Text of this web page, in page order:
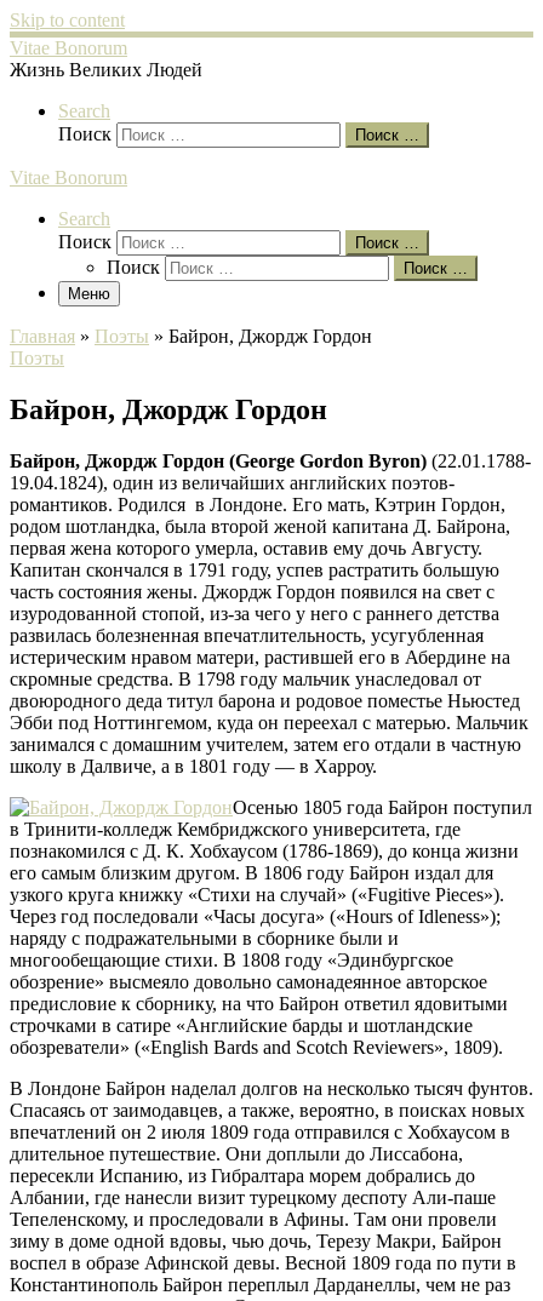
Skip to content
Vitae Bonorum
Жизнь Великих Людей
Search
Поиск
Поиск …
Vitae Bonorum
Search
Поиск
Поиск …
Поиск
Поиск …
Меню
Главная » Поэты » Байрон, Джордж Гордон
Поэты
Байрон, Джордж Гордон
Байрон, Джордж Гордон (George Gordon Byron) (22.01.1788-
19.04.1824), один из величайших английских поэтов-
романтиков. Родился в Лондоне. Его мать, Кэтрин Гордон,
родом шотландка, была второй женой капитана Д. Байрона,
первая жена которого умерла, оставив ему дочь Августу.
Капитан скончался в 1791 году, успев растратить большую
часть состояния жены. Джордж Гордон появился на свет с
изуродованной стопой, из-за чего у него с раннего детства
развилась болезненная впечатлительность, усугубленная
истерическим нравом матери, растившей его в Абердине на
скромные средства. В 1798 году мальчик унаследовал от
двоюродного деда титул барона и родовое поместье Ньюстед
Эбби под Ноттингемом, куда он переехал с матерью. Мальчик
занимался с домашним учителем, затем его отдали в частную
школу в Далвиче, а в 1801 году — в Харроу.
Осенью 1805 года Байрон поступил
в Тринити-колледж Кембриджского университета, где
познакомился с Д. К. Хобхаусом (1786-1869), до конца жизни
его самым близким другом. В 1806 году Байрон издал для
узкого круга книжку «Стихи на случай» («Fugitive Pieces»).
Через год последовали «Часы досуга» («Hours of Idleness»);
наряду с подражательными в сборнике были и
многообещающие стихи. В 1808 году «Эдинбургское
обозрение» высмеяло довольно самонадеянное авторское
предисловие к сборнику, на что Байрон ответил ядовитыми
строчками в сатире «Английские барды и шотландские
обозреватели» («English Bards and Scotch Reviewers», 1809).
В Лондоне Байрон наделал долгов на несколько тысяч фунтов.
Спасаясь от заимодавцев, а также, вероятно, в поисках новых
впечатлений он 2 июля 1809 года отправился с Хобхаусом в
длительное путешествие. Они доплыли до Лиссабона,
пересекли Испанию, из Гибралтара морем добрались до
Албании, где нанесли визит турецкому деспоту Али-паше
Тепеленскому, и проследовали в Афины. Там они провели
зиму в доме одной вдовы, чью дочь, Терезу Макри, Байрон
воспел в образе Афинской девы. Весной 1809 года по пути в
Константинополь Байрон переплыл Дарданеллы, чем не раз